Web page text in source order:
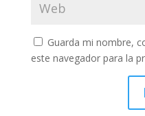
Guarda mi nombre,
este navegador para la